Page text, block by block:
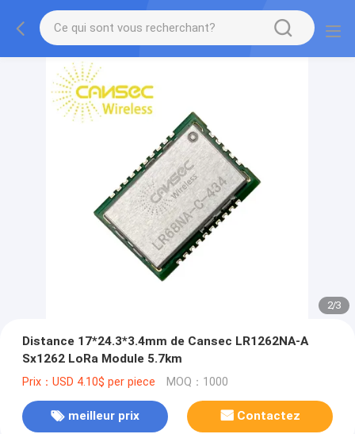
2/3
Distance 17*24.3*3.4mm de Cansec LR1262NA-A
Sx1262 LoRa Module 5.7km
Prix：USD 4.10$ per piece MOQ：1000
meilleur prix Contactez